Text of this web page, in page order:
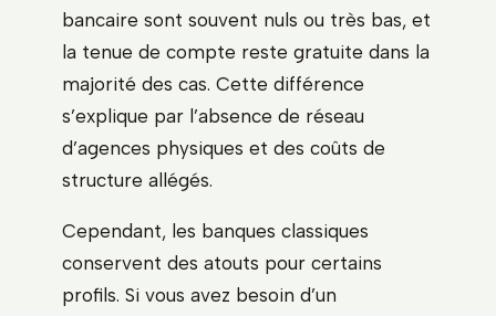
bancaire sont souvent nuls ou très bas, et
la tenue de compte reste gratuite dans la
majorité des cas. Cette différence
s’explique par l’absence de réseau
d’agences physiques et des coûts de
structure allégés.
Cependant, les banques classiques
conservent des atouts pour certains
profils. Si vous avez besoin d’un